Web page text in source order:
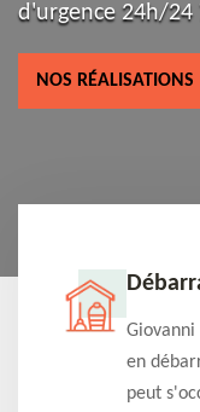
d'urgence 24h/24
NOS RÉALISATIONS
Giovanni
en
peut